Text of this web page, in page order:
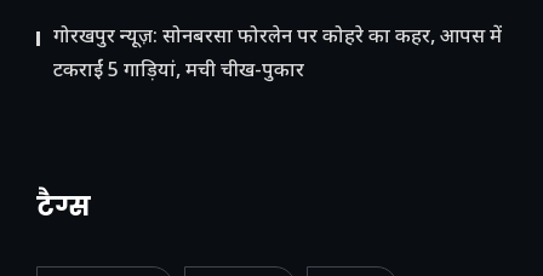
गोरखपुर न्यूज़: सोनबरसा फोरलेन पर कोहरे का कहर, आपस में
टकराईं 5 गाड़ियां, मची चीख-पुकार
टैग्स